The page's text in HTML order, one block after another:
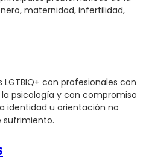
maternidad, infertilidad,
con profesionales con
psicología y con compromiso
identidad u orientación no
sufrimiento.